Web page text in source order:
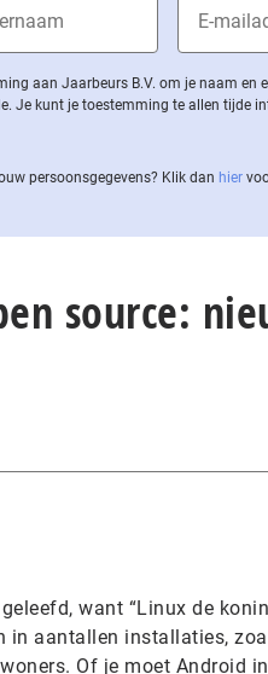
aan Jaarbeurs B.V. om je naam en
Je kunt je toestemming te allen tijde
per­soons­ge­ge­vens? Klik dan hier
source:
want “Linux de
in aantallen installaties,
Of je moet Android